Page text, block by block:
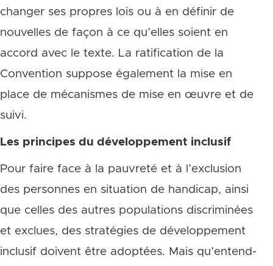
changer ses propres lois ou à en définir de
nouvelles de façon à ce qu’elles soient en
accord avec le texte. La ratification de la
Convention suppose également la mise en
place de mécanismes de mise en œuvre et de
suivi.
Les principes du développement inclusif
Pour faire face à la pauvreté et à l’exclusion
des personnes en situation de handicap, ainsi
que celles des autres populations discriminées
et exclues, des stratégies de développement
inclusif doivent être adoptées. Mais qu’entend-